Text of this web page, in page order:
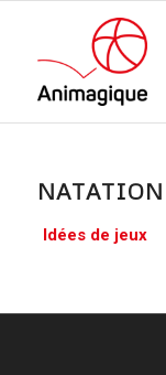
NATATION
Idées de jeux